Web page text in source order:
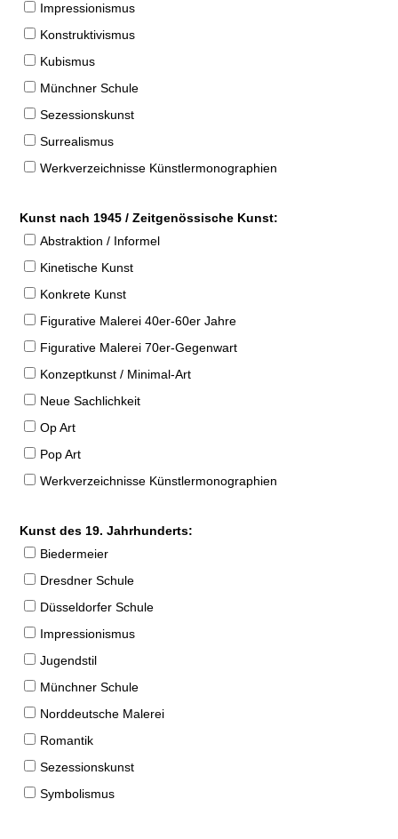
Impressionismus
Konstruktivismus
Kubismus
Münchner Schule
Sezessionskunst
Surrealismus
Werkverzeichnisse Künstlermonographien
Kunst nach 1945 / Zeitgenössische Kunst:
Abstraktion / Informel
Kinetische Kunst
Konkrete Kunst
Figurative Malerei 40er-60er Jahre
Figurative Malerei 70er-Gegenwart
Konzeptkunst / Minimal-Art
Neue Sachlichkeit
Op Art
Pop Art
Werkverzeichnisse Künstlermonographien
Kunst des 19. Jahrhunderts:
Biedermeier
Dresdner Schule
Düsseldorfer Schule
Impressionismus
Jugendstil
Münchner Schule
Norddeutsche Malerei
Romantik
Sezessionskunst
Symbolismus